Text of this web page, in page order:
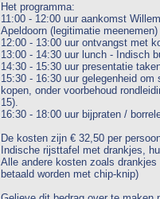
Het programma:
11:00 - 12:00 uur aankomst
Apeldoorn (legitimatie meenemen)
12:00 - 13:00 uur ontvangst met
13:00 - 14:30 uur lunch - Indisch
14:30 - 15:30 uur presentatie
15:30 - 16:30 uur gelegenheid
kopen, onder voorbehoud
15).
16:30 - 18:00 uur bijpraten /
De kosten zijn € 32,50 per
Indische rijsttafel met drankjes,
Alle andere kosten zoals
betaald worden met chip-knip)